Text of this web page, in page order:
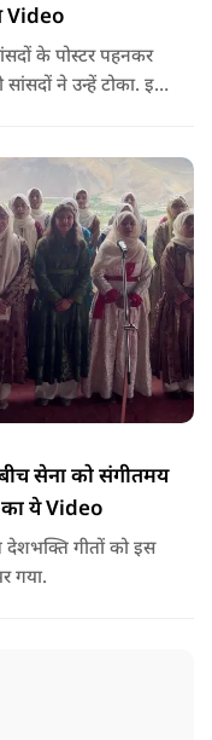
Video
के पोस्टर पहनकर
सांसदों ने उन्हें टोका. इस
सेना को संगीतमय
का ये Video
देशभक्ति गीतों को इस
गया.